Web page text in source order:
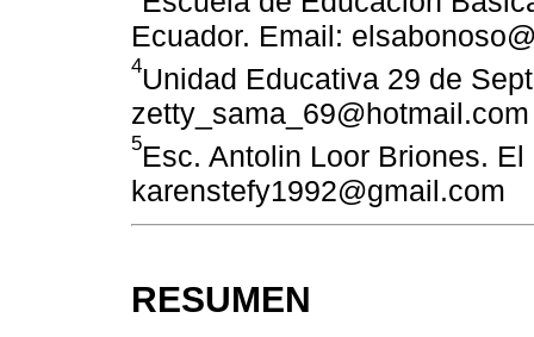
Ecuador. Email:
4Unidad Educativa 29 de
zetty_sama_69@hotmail.com
5Esc. Antolin Loor Briones.
karenstefy1992@gmail.com
RESUMEN